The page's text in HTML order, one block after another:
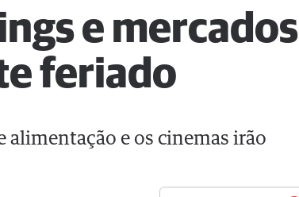
e mercados
feriado
alimentação e os cinemas irão